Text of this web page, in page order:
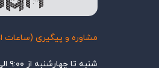
مشاوره و پیگیری (ساعات
شنبه تا چهارشنبه از ۹:۰۰ الی ۱۷:۰۰